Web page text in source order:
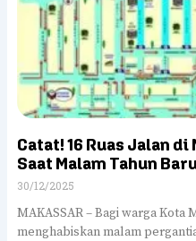
Catat! 16 Ruas Jalan
Saat Malam Tahun
30/12/2025
MAKASSAR – Bagi warga Kota
menghabiskan malam